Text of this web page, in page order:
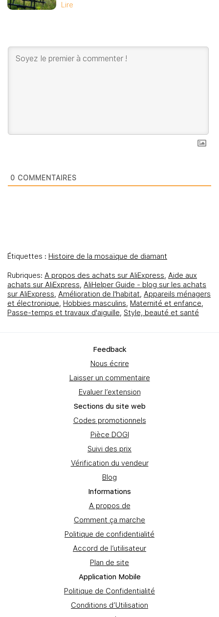
Lire
0 COMMENTAIRES
Étiquettes : Histoire de la mosaïque de diamant
Rubriques: A propos des achats sur AliExpress, Aide aux
achats sur AliExpress, AliHelper Guide - blog sur les achats
sur AliExpress, Amélioration de l'habitat, Appareils ménagers
et électronique, Hobbies masculins, Maternité et enfance,
Passe-temps et travaux d'aiguille, Style, beauté et santé
Feedbаck
Nous écrire
Laisser un commentaire
Evaluer l’extension
Sections du site web
Codes promotionnels
Pièce DOGI
Suivi des prix
Vérification du vendeur
Blog
Informations
A propos de
Comment ça marche
Politique de confidentialité
Accord de l’utilisateur
Plan de site
Application Mobile
Politique de Confidentialité
Conditions d’Utilisation